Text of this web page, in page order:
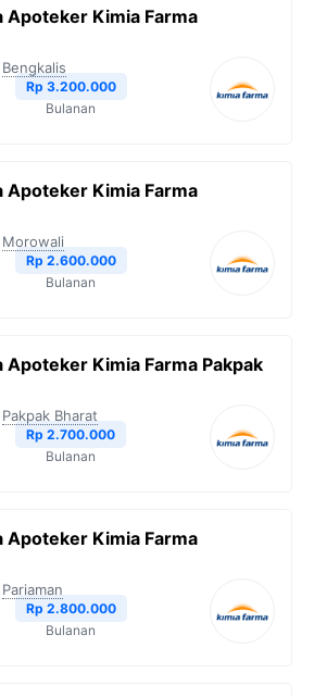
A
i
n
k
Apoteker Kimia Farma
Bengkalis
Rp 3.200.000
Bulanan
Apoteker Kimia Farma
Morowali
Rp 2.600.000
Bulanan
Apoteker Kimia Farma Pakpak
Pakpak Bharat
Rp 2.700.000
Bulanan
Apoteker Kimia Farma
Pariaman
Rp 2.800.000
Bulanan